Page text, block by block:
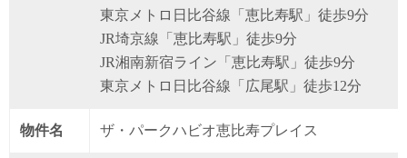
東京メトロ日比谷線「恵比寿駅」徒歩9分
JR埼京線「恵比寿駅」徒歩9分
JR湘南新宿ライン「恵比寿駅」徒歩9分
東京メトロ日比谷線「広尾駅」徒歩12分
物件名 ザ・パークハビオ恵比寿プレイス